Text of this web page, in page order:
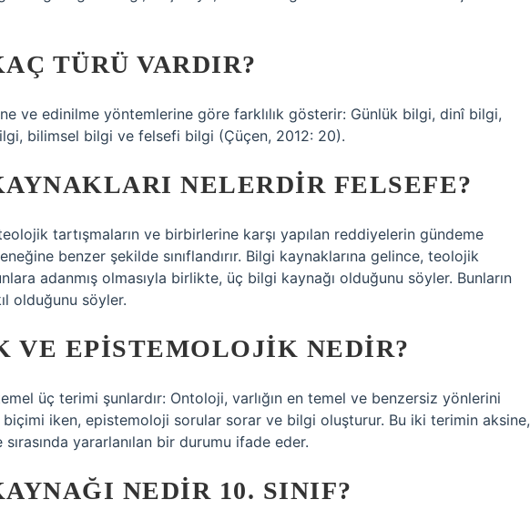
TÜRÜ VARDIR?
ve edinilme yöntemlerine göre farklılık gösterir: Günlük bilgi, dinî bilgi,
bilimsel bilgi ve felsefi bilgi (Çüçen, 2012: 20).
NELERDIR FELSEFE?
tartışmaların ve birbirlerine karşı yapılan reddiyelerin gündeme
benzer şekilde sınıflandırır. Bilgi kaynaklarına gelince, teolojik
adanmış olmasıyla birlikte, üç bilgi kaynağı olduğunu söyler. Bunların
olduğunu söyler.
VE EPISTEMOLOJIK NEDIR?
üç terimi şunlardır: Ontoloji, varlığın en temel ve benzersiz yönlerini
iken, epistemoloji sorular sorar ve bilgi oluşturur. Bu iki terimin aksine,
yararlanılan bir durumu ifade eder.
NEDIR 10. SINIF?